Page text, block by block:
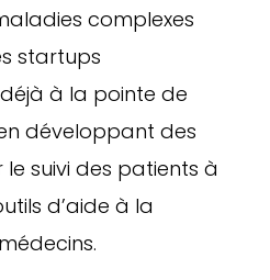
complexes
startups
à la pointe de
développant des
suivi des patients à
d’aide à la